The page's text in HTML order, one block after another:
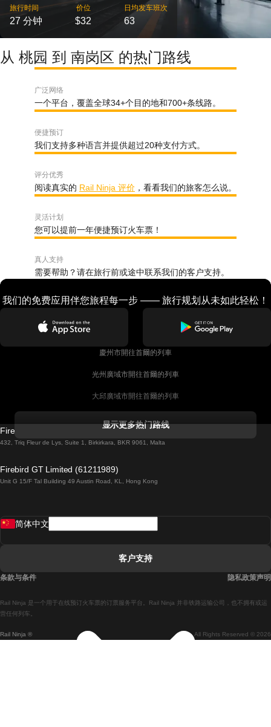
旅行时间
27 分钟
价位
$32
日均发车班次
63
从 桃园 到 南岗区 的热门路线
广泛网络
一个平台，覆盖全球34+个目的地和700+条线路。
便捷预订
我们支持多种语言并提供超过20种支付方式。
评分优秀
阅读真实的 Rail Ninja 评价 ，看看我们的旅客怎么说。
灵活计划
您可以提前一年便捷预订火车票！
真人支持
需要帮助？请在旅行前或途中联系我们的客户支持。
我们的免费应用伴您旅程每一步 —— 旅行规划从未如此轻松！
慶州市開往首爾的列車
光州廣域市開往首爾的列車
大邱廣域市開往首爾的列車
都柏林開往戈尔韦的列車
羅馬開往拿坡里的列車
馬德里開往巴塞罗那的列車
显示更多热门路线
Firebird GT Limited (OC 1451)
432, Triq Fleur de Lys, Suite 1, Birkirkara, BKR 9061, Malta
Firebird GT Limited (61211989)
Unit G 15/F Tal Building 49 Austin Road, KL, Hong Kong
Rail Ninja ® All Rights Reserved © 2026
Rail Ninja 是一个用于在线预订火车票的订票服务平台。Rail Ninja 并非铁路运输公司，也不拥有或运
营任何列车。
简体中文
客户支持
条款与条件 隐私政策声明